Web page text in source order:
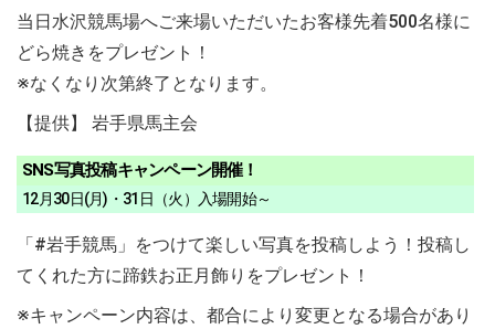
当日水沢競馬場へご来場いただいたお客様先着500名様に
どら焼きをプレゼント！
※なくなり次第終了となります。
【提供】 岩手県馬主会
SNS写真投稿キャンペーン開催！
12月30日(月)・31日（火）入場開始～
「#岩手競馬」をつけて楽しい写真を投稿しよう！投稿し
てくれた方に蹄鉄お正月飾りをプレゼント！
※キャンペーン内容は、都合により変更となる場合があり